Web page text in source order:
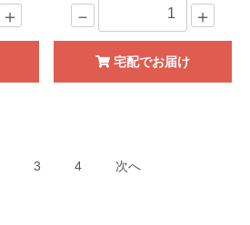
＋ － ＋
宅配でお届け
3 4 次へ